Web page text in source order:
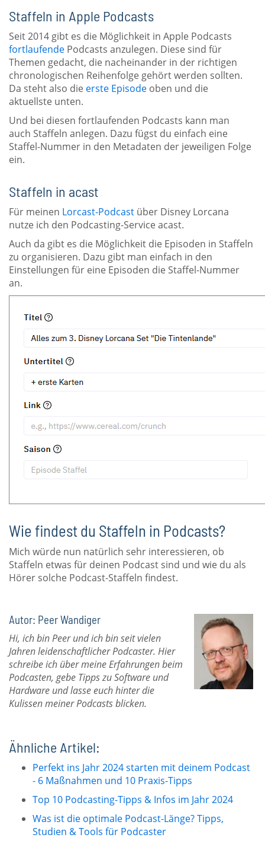
Staffeln in Apple Podcasts
Seit 2014 gibt es die Möglichkeit in Apple Podcasts
fortlaufende Podcasts anzulegen. Diese sind für
Themen gedacht, die nacheinander in der richtigen
chronologischen Reihenfolge gehört werden sollten.
Da steht also die erste Episode oben und die
aktuellste unten.
Und bei diesen fortlaufenden Podcasts kann man
auch Staffeln anlegen. Dazu fügst du einfach eine
Staffel-Nummer in den Metadaten der jeweiligen Folge
ein.
Staffeln in acast
Für meinen Lorcast-Podcast über Disney Lorcana
nutze ich den Podcasting-Service acast.
Auch da gibt es die Möglichkeit die Episoden in Staffeln
zu organisieren. Dazu gibt man einfach in den
Einstellungen für eine Episoden die Staffel-Nummer
an.
Wie findest du Staffeln in Podcasts?
Mich würde nun natürlich sehr interessieren, ob
Staffeln etwas für deinen Podcast sind und wie du als
Hörer solche Podcast-Staffeln findest.
Autor: Peer Wandiger
Hi, ich bin Peer und ich bin seit vielen
Jahren leidenschaftlicher Podcaster. Hier
schreibe ich über meine Erfahrungen beim
Podcasten, gebe Tipps zu Software und
Hardware und lasse euch hinter die
Kulissen meiner Podcasts blicken.
Ähnliche Artikel:
Perfekt ins Jahr 2024 starten mit deinem Podcast
- 6 Maßnahmen und 10 Praxis-Tipps
Top 10 Podcasting-Tipps & Infos im Jahr 2024
Was ist die optimale Podcast-Länge? Tipps,
Studien & Tools für Podcaster